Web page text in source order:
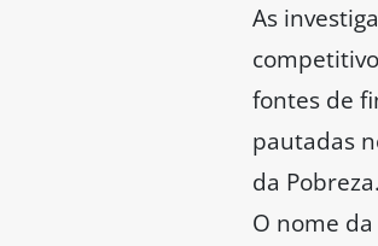
As
fontes de
pautadas
da Pobreza.
O nome